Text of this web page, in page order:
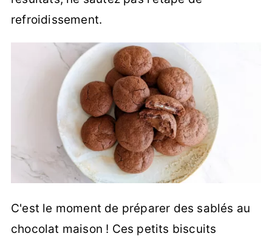
refroidissement.
C'est le moment de préparer des sablés au
chocolat maison ! Ces petits biscuits